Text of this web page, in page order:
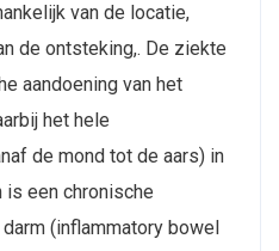
van de locatie,
de ontsteking,. De ziekte
aandoening van het
het hele
de mond tot de aars) in
is een chronische
(inflammatory bowel